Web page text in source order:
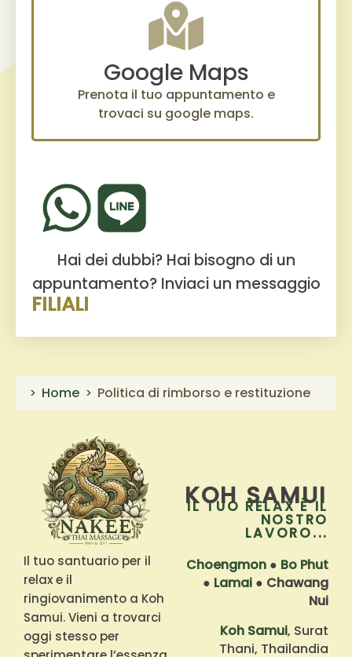
Google Maps
Prenota il tuo appuntamento e
trovaci su google maps.
Hai dei dubbi? Hai bisogno di un
appuntamento? Inviaci un messaggio
FILIALI
Home Politica di rimborso e restituzione
Il tuo santuario per il
relax e il
ringiovanimento a Koh
Samui. Vieni a trovarci
oggi stesso per
KOH SAMUI
IL TUO RELAX È IL
NOSTRO
LAVORO...
Choengmon ● Bo Phut
● Lamai ● Chawang
Nui
Koh Samui, Surat
Thani, Thailandia